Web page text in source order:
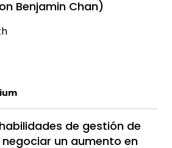
Benjamin Chan)
de gestión de
un aumento en